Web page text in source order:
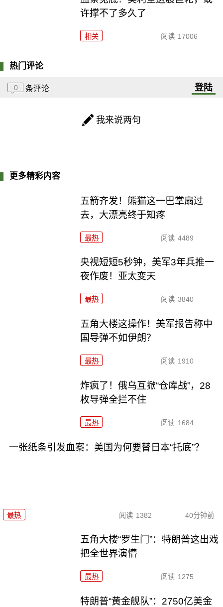
许撑不了多久了
相关 阅读 17006
热门评论
0 条评论 登陆
我来说两句
更多精彩内容
五箭齐发！熊猫这一巴掌扇过
去，大漂亮终于知疼
最热 阅读 4489
央视短短5秒钟，美军3年兵推一
夜作废！亚太变天
最热 阅读 3840
五角大楼这操作！美军报告称中
国导弹不如伊朗？
最热 阅读 1910
炸疯了！俄乌互掀“仓库战”，28
枚导弹全拦不住
最热 阅读 1684
一张纸条引发血案：美国为何要替日本“托底”？
最热 阅读 1382 40分钟前
五角大楼“罗生门”：特朗普这出戏
把全世界演懵
最热 阅读 1275
特朗普“黄金舰队”：2750亿美金